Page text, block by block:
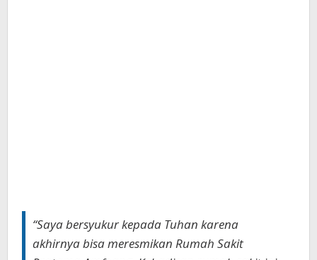
“Saya bersyukur kepada Tuhan karena
akhirnya bisa meresmikan Rumah Sakit